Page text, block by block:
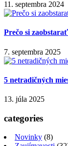
11. septembra 2024
Prečo si
7. septembra 2025
5 netradičných
13. júla 2025
categories
Novinky (8)